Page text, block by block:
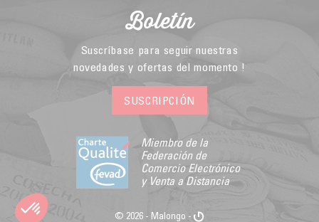
Boletín
Suscríbase para seguir nuestras
novedades y ofertas del momento !
SUSCRIPCIÓN
Miembro de la
Federación de
Comercio Electrónico
y Venta a Distancia
© 2026 - Malongo -